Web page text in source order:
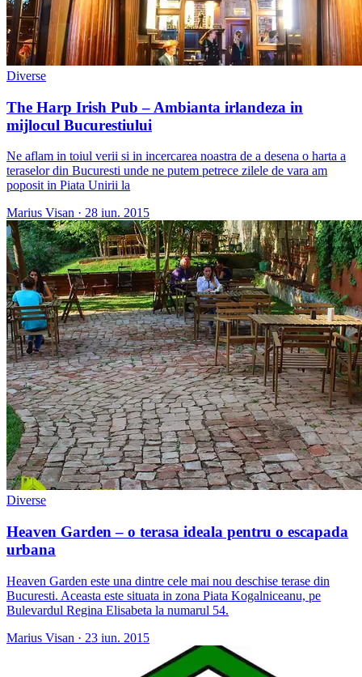
Diverse
The Harp Irish Pub – Ambianta irlandeza in
mijlocul Bucurestiului
Ne aflam in toiul verii si in incercarea noastra de a desena o harta a
teraselor din Bucuresti unde ne putem petrece zilele de vara am
poposit in Piata Unirii la
Marius Visan · 28 iun. 2015
Diverse
Heaven Garden – o terasa ideala pentru o escapada
urbana
Heaven Garden este una dintre cele mai nou deschise terase din
Bucuresti. Aceasta este situata in zona Piata Kogalniceanu, pe
Bulevardul Regina Elisabeta la numarul 54.
Marius Visan · 23 iun. 2015